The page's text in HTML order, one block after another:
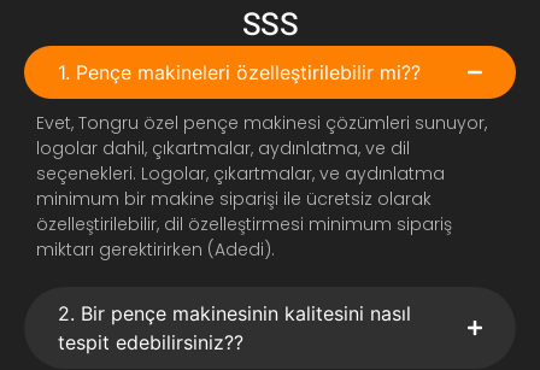
SSS
1. Pençe makineleri özelleştirilebilir mi??
Evet, Tongru özel pençe makinesi çözümleri sunuyor,
logolar dahil, çıkartmalar, aydınlatma, ve dil
seçenekleri. Logolar, çıkartmalar, ve aydınlatma
minimum bir makine siparişi ile ücretsiz olarak
özelleştirilebilir, dil özelleştirmesi minimum sipariş
miktarı gerektirirken (Adedi).
2. Bir pençe makinesinin kalitesini nasıl
tespit edebilirsiniz??